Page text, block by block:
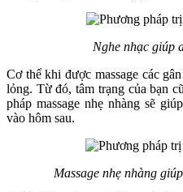
Nghe nhạc giúp
Cơ thể khi được massage các
lỏng. Từ đó, tâm trạng của bạn
pháp massage nhẹ nhàng sẽ
vào hôm sau.
Massage nhẹ nhàng